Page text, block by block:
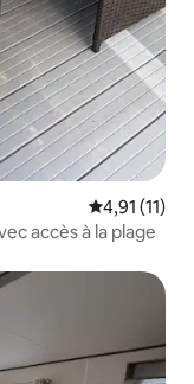
Évaluation
4,91 (11)
accès à la plage